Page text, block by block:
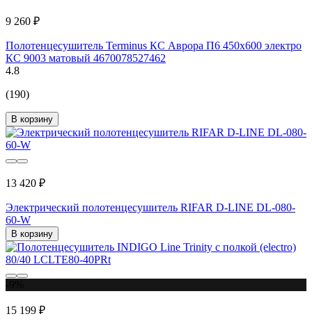
9 260 ₽
Полотенцесушитель Terminus КС Аврора П6 450x600 электро
КС 9003 матовый 4670078527462
4.8
(190)
В корзину
13 420 ₽
Электрический полотенцесушитель RIFAR D-LINE DL-080-
60-W
В корзину
15 199 ₽